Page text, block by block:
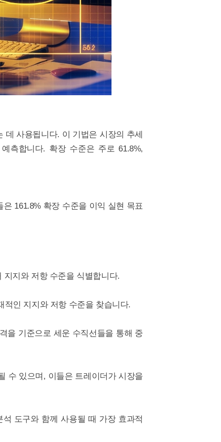
사용됩니다. 이 기법은 시장의 추세
측합니다. 확장 수준은 주로 61.8%,
161.8% 확장 수준을 이익 실현 목표
지지와 저항 수준을 식별합니다.
적인 지지와 저항 수준을 찾습니다.
을 기준으로 세운 수직선들을 통해 중
수 있으며, 이들은 트레이더가 시장을
도구와 함께 사용될 때 가장 효과적